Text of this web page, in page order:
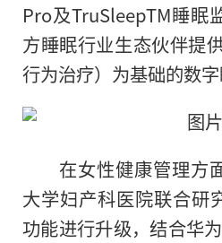
Pro及TruSleepTM睡眠
方睡眠行业生态伙伴提
行为治疗）为基础的数字
在女性健康管理方
大学妇产科医院联合研
功能进行升级，结合华